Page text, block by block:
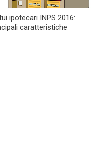
ipotecari INPS 2016:
caratteristiche